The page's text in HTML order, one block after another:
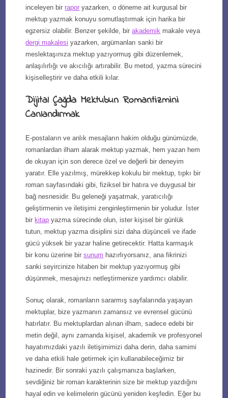
inceleyen birrapor yazarken, o döneme ait kurgusal bir
mektup yazmak konuyu somutlaştırmak için harika bir
egzersiz olabilir. Benzer şekilde, birakademik makale veya
dergi makalesi yazarken, argümanları sanki bir
meslektaşınıza mektup yazıyormuş gibi düzenlemek,
anlaşılırlığı ve akıcılığı artırabilir. Bu metod, yazma sürecini
kişiselleştirir ve daha etkili kılar.
Dijital Çağda Mektubun Romantizmini
Canlandırmak
E-postaların ve anlık mesajların hakim olduğu günümüzde,
romanlardan ilham alarak mektup yazmak, hem yazan hem
de okuyan için son derece özel ve değerli bir deneyim
yaratır. Elle yazılmış, mürekkep kokulu bir mektup, tıpkı bir
roman sayfasındaki gibi, fiziksel bir hatıra ve duygusal bir
bağ nesnesidir. Bu geleneği yaşatmak, yaratıcılığı
geliştirmenin ve iletişimi zenginleştirmenin bir yoludur. İster
birkitap yazma sürecinde olun, ister kişisel bir günlük
tutun, mektup yazma disiplini sizi daha düşünceli ve ifade
gücü yüksek bir yazar haline getirecektir. Hatta karmaşık
bir konu üzerine birsunum hazırlıyorsanız, ana fikrinizi
sanki seyircinize hitaben bir mektup yazıyormuş gibi
düşünmek, mesajınızı netleştirmenize yardımcı olabilir.
Sonuç olarak, romanların sararmış sayfalarında yaşayan
mektuplar, bize yazmanın zamansız ve evrensel gücünü
hatırlatır. Bu mektuplardan alınan ilham, sadece edebi bir
metin değil, aynı zamanda kişisel, akademik ve profesyonel
hayatımızdaki yazılı iletişimimizi daha derin, daha samimi
ve daha etkili hale getirmek için kullanabileceğimiz bir
hazinedir. Bir sonraki yazılı çalışmanıza başlarken,
sevdiğiniz bir roman karakterinin size bir mektup yazdığını
hayal edin ve kelimelerin gücünü yeniden keşfedin. Eğer bu